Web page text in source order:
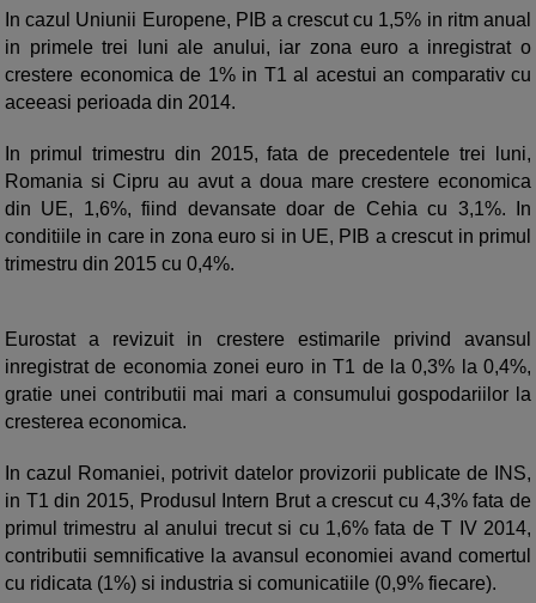
In cazul Uniunii Europene, PIB a crescut cu 1,5% in ritm anual
in primele trei luni ale anului, iar zona euro a inregistrat o
crestere economica de 1% in T1 al acestui an comparativ cu
aceeasi perioada din 2014.
In primul trimestru din 2015, fata de precedentele trei luni,
Romania si Cipru au avut a doua mare crestere economica
din UE, 1,6%, fiind devansate doar de Cehia cu 3,1%. In
conditiile in care in zona euro si in UE, PIB a crescut in primul
trimestru din 2015 cu 0,4%.
Eurostat a revizuit in crestere estimarile privind avansul
inregistrat de economia zonei euro in T1 de la 0,3% la 0,4%,
gratie unei contributii mai mari a consumului gospodariilor la
cresterea economica.
In cazul Romaniei, potrivit datelor provizorii publicate de INS,
in T1 din 2015, Produsul Intern Brut a crescut cu 4,3% fata de
primul trimestru al anului trecut si cu 1,6% fata de T IV 2014,
contributii semnificative la avansul economiei avand comertul
cu ridicata (1%) si industria si comunicatiile (0,9% fiecare).